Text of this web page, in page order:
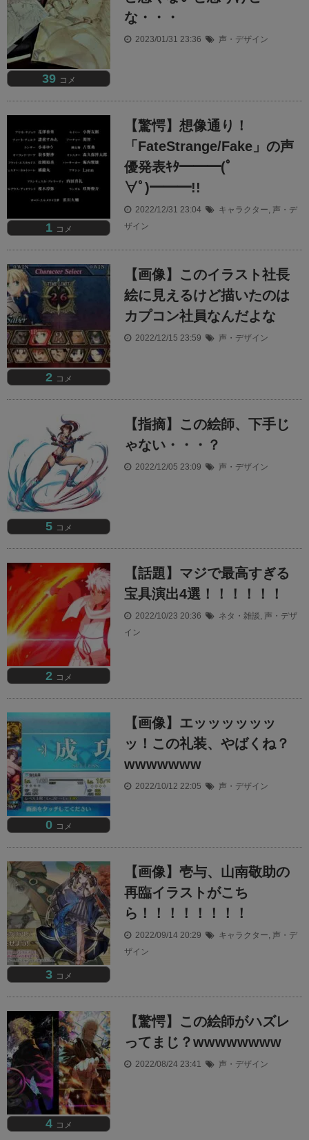
39 コメ
な・・・
2023/01/31 23:36 声・デザイン
1 コメ
【驚愕】想像通り！
「FateStrange/Fake」の声
優発表ｷﾀ━━━(ﾟ
∀ﾟ)━━━!!
2022/12/31 23:04 キャラクター, 声・デ
ザイン
2 コメ
【画像】このイラスト社長
絵に見えるけど描いたのは
カプコン社員なんだよな
2022/12/15 23:59 声・デザイン
5 コメ
【指摘】この絵師、下手じ
ゃない・・・？
2022/12/05 23:09 声・デザイン
2 コメ
【話題】マジで最高すぎる
宝具演出4選！！！！！！
2022/10/23 20:36 ネタ・雑談, 声・デザ
イン
0 コメ
【画像】エッッッッッッ
ッ！この礼装、やばくね？
wwwwwww
2022/10/12 22:05 声・デザイン
3 コメ
【画像】壱与、山南敬助の
再臨イラストがこち
ら！！！！！！！！
2022/09/14 20:29 キャラクター, 声・デ
ザイン
4 コメ
【驚愕】この絵師がハズレ
ってまじ？wwwwwwww
2022/08/24 23:41 声・デザイン